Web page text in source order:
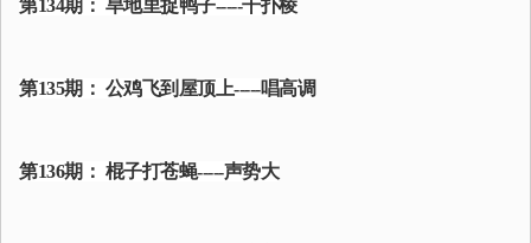
第134期： 旱地里捉鸭子-----干扑棱
第135期： 公鸡飞到屋顶上-----唱高调
第136期： 棍子打苍蝇-----声势大